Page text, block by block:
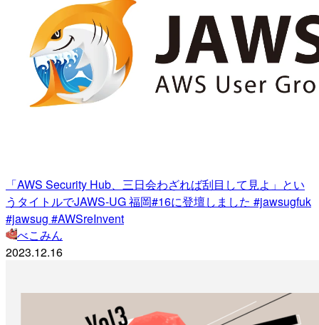
「AWS Security Hub、三日会わざれば刮目して見よ」とい
うタイトルでJAWS-UG 福岡#16に登壇しました #jawsugfuk
#jawsug #AWSreInvent
べこみん
2023.12.16